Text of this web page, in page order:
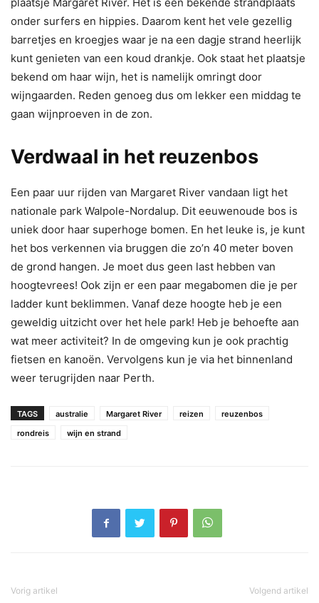
plaatsje Margaret River. Het is een bekende strandplaats
onder surfers en hippies. Daarom kent het vele gezellig
barretjes en kroegjes waar je na een dagje strand heerlijk
kunt genieten van een koud drankje. Ook staat het plaatsje
bekend om haar wijn, het is namelijk omringt door
wijngaarden. Reden genoeg dus om lekker een middag te
gaan wijnproeven in de zon.
Verdwaal in het reuzenbos
Een paar uur rijden van Margaret River vandaan ligt het
nationale park Walpole-Nordalup. Dit eeuwenoude bos is
uniek door haar superhoge bomen. En het leuke is, je kunt
het bos verkennen via bruggen die zo’n 40 meter boven
de grond hangen. Je moet dus geen last hebben van
hoogtevrees! Ook zijn er een paar megabomen die je per
ladder kunt beklimmen. Vanaf deze hoogte heb je een
geweldig uitzicht over het hele park! Heb je behoefte aan
wat meer activiteit? In de omgeving kun je ook prachtig
fietsen en kanoën. Vervolgens kun je via het binnenland
weer terugrijden naar Perth.
TAGS australie Margaret River reizen
reuzenbos
rondreis
wijn en strand
Vorig artikel Volgend artikel